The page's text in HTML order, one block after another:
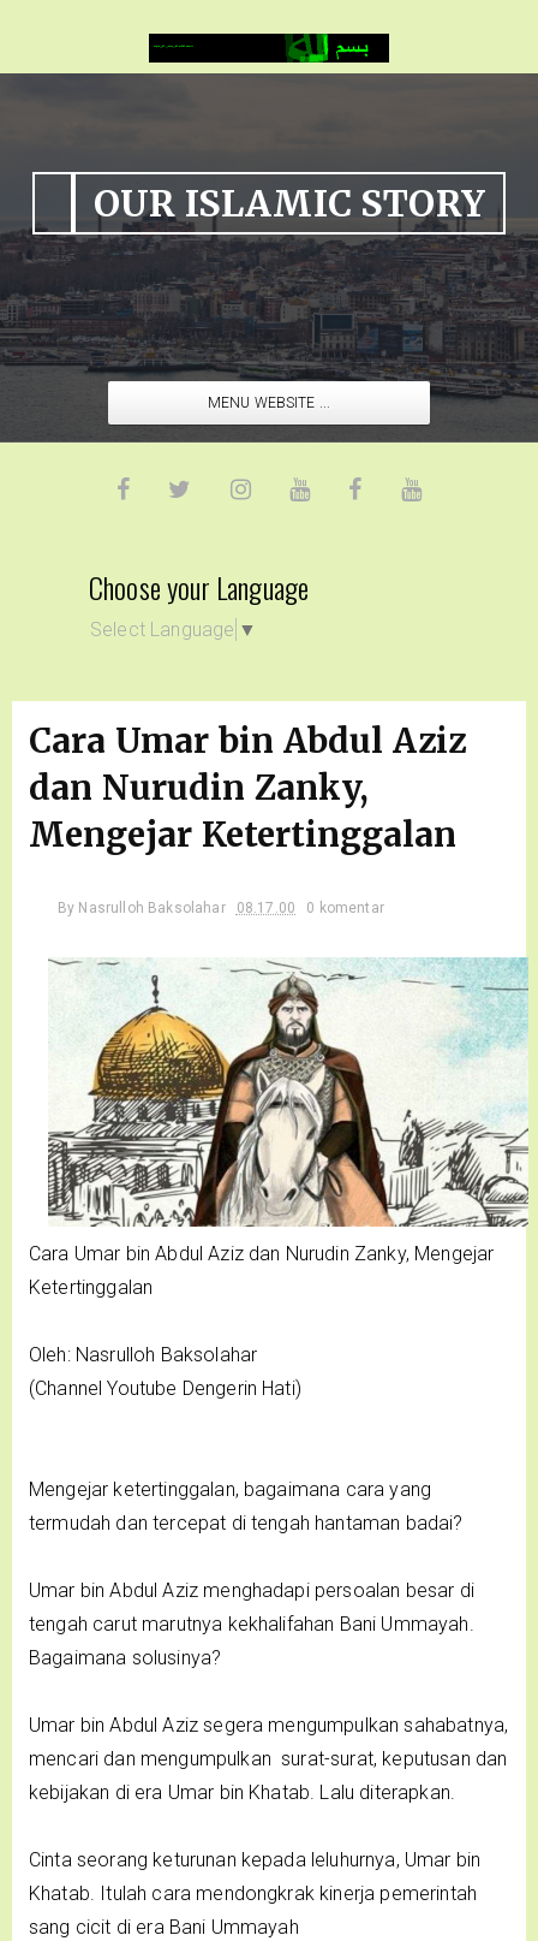
OUR ISLAMIC STORY
MENU WEBSITE ...
Choose your Language
Select Language ▼
Cara Umar bin Abdul Aziz
dan Nurudin Zanky,
Mengejar Ketertinggalan
By Nasrulloh Baksolahar 08.17.00 0 komentar
Cara Umar bin Abdul Aziz dan Nurudin Zanky, Mengejar
Ketertinggalan
Oleh: Nasrulloh Baksolahar
(Channel Youtube Dengerin Hati)
Mengejar ketertinggalan, bagaimana cara yang
termudah dan tercepat di tengah hantaman badai?
Umar bin Abdul Aziz menghadapi persoalan besar di
tengah carut marutnya kekhalifahan Bani Ummayah.
Bagaimana solusinya?
Umar bin Abdul Aziz segera mengumpulkan sahabatnya,
mencari dan mengumpulkan surat-surat, keputusan dan
kebijakan di era Umar bin Khatab. Lalu diterapkan.
Cinta seorang keturunan kepada leluhurnya, Umar bin
Khatab. Itulah cara mendongkrak kinerja pemerintah
sang cicit di era Bani Ummayah